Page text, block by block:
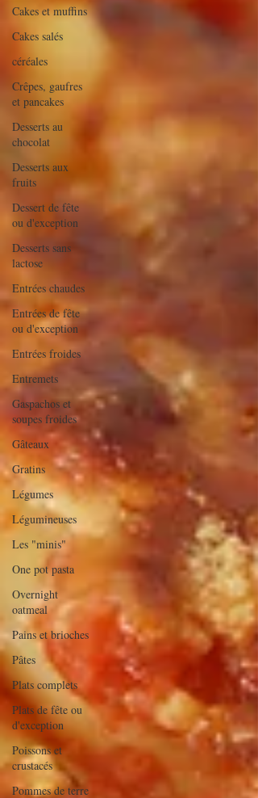
Cakes et muffins
Cakes salés
céréales
Crêpes, gaufres
et pancakes
Desserts au
chocolat
Desserts aux
fruits
Dessert de fête
ou d'exception
Desserts sans
lactose
Entrées chaudes
Entrées de fête
ou d'exception
Entrées froides
Entremets
Gaspachos et
soupes froides
Gâteaux
Gratins
Légumes
Légumineuses
Les "minis"
One pot pasta
Overnight
oatmeal
Pains et brioches
Pâtes
Plats complets
Plats de fête ou
d'exception
Poissons et
crustacés
Pommes de terre